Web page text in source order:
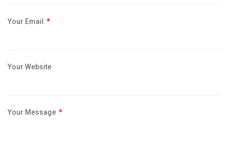
Your Email *
Your Website
Your Message *